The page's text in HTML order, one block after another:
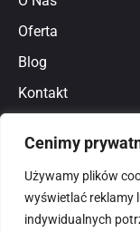
Cenimy
Używamy plików
wyświetlać reklamy
indywidualnych
Oferta
Blog
Kontakt
Polityka